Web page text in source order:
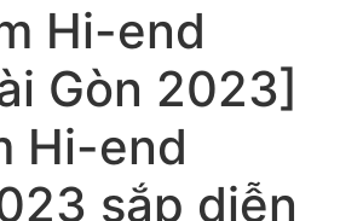
Hi-end
Gòn 2023]
Hi-end
sắp diễn